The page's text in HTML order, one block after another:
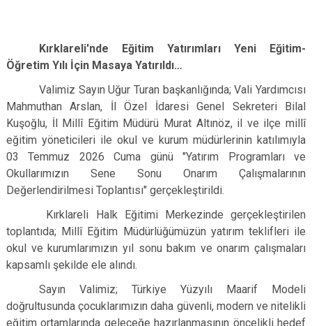
Kırklareli'nde Eğitim Yatırımları Yeni Eğitim-
Öğretim Yılı İçin Masaya Yatırıldı…
Valimiz Sayın Uğur Turan başkanlığında; Vali Yardımcısı
Mahmuthan Arslan, İl Özel İdaresi Genel Sekreteri Bilal
Kuşoğlu, İl Millî Eğitim Müdürü Murat Altınöz, il ve ilçe millî
eğitim yöneticileri ile okul ve kurum müdürlerinin katılımıyla
03 Temmuz 2026 Cuma günü "Yatırım Programları ve
Okullarımızın Sene Sonu Onarım Çalışmalarının
Değerlendirilmesi Toplantısı" gerçekleştirildi.
Kırklareli Halk Eğitimi Merkezinde gerçekleştirilen
toplantıda; Millî Eğitim Müdürlüğümüzün yatırım teklifleri ile
okul ve kurumlarımızın yıl sonu bakım ve onarım çalışmaları
kapsamlı şekilde ele alındı.
Sayın Valimiz; Türkiye Yüzyılı Maarif Modeli
doğrultusunda çocuklarımızın daha güvenli, modern ve nitelikli
eğitim ortamlarında geleceğe hazırlanmasının öncelikli hedef